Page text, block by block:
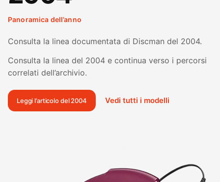
Panoramica dell’anno
Consulta la linea documentata di Discman del 2004.
Consulta la linea del 2004 e continua verso i percorsi
correlati dell’archivio.
Leggi l’articolo del 2004 Vedi tutti i modelli